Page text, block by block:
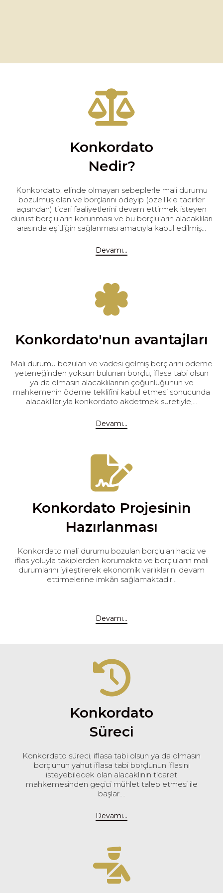
Konkordato
Nedir?
Konkordato; elinde olmayan sebeplerle mali durumu
bozulmuş olan ve borçlarını ödeyip (özellikle tacirler
açısından) ticari faaliyetlerini devam ettirmek isteyen
dürüst borçluların korunması ve bu borçluların alacaklıları
arasında eşitliğin sağlanması amacıyla kabul edilmiş...
Devamı...
Konkordato'nun avantajları
Mali durumu bozulan ve vadesi gelmiş borçlarını ödeme
yeteneğinden yoksun bulunan borçlu, iflasa tabi olsun
ya da olmasın alacaklılarının çoğunluğunun ve
mahkemenin ödeme teklifini kabul etmesi sonucunda
alacaklılarıyla konkordato akdetmek suretiyle,...
Devamı...
Konkordato Projesinin
Hazırlanması
Konkordato mali durumu bozulan borçluları haciz ve
iflas yoluyla takiplerden korumakta ve borçluların mali
durumlarını iyileştirerek ekonomik varlıklarını devam
ettirmelerine imkân sağlamaktadır...
Devamı...
Konkordato
Süreci
Konkordato süreci, iflasa tabi olsun ya da olmasın
borçlunun yahut iflasa tabi borçlunun iflasını
isteyebilecek olan alacaklının ticaret
mahkemesinden geçici mühlet talep etmesi ile
başlar....
Devamı...